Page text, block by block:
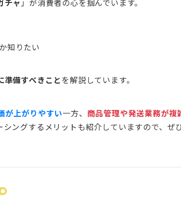
チャ 」が消費者の心を掴んでいます。
知りたい
準備すべきことを解説しています。
が上がりやすい一方、 商品管理や発送業務が複
ングするメリットも紹介していますので、ぜ